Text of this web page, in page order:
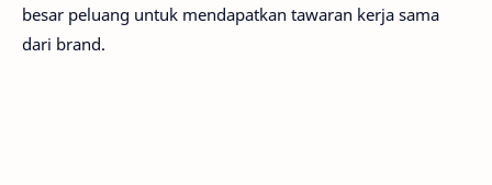
besar peluang untuk mendapatkan tawaran kerja sama
dari brand.